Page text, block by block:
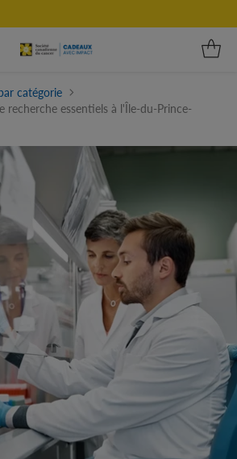
catégorie
recherche essentiels à l'Île-du-Prince-